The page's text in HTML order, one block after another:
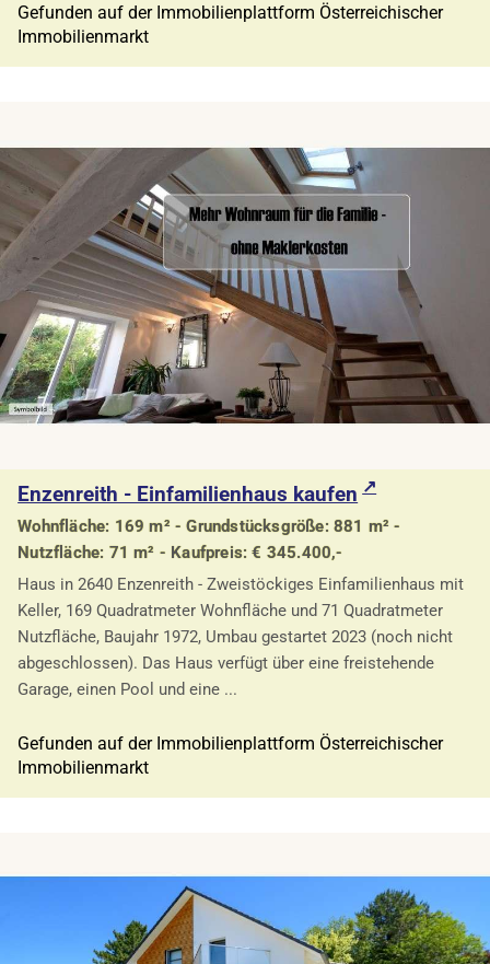
Gefunden auf der Immobilienplattform Österreichischer
Immobilienmarkt
Enzenreith - Einfamilienhaus kaufen
Wohnfläche: 169 m² - Grundstücksgröße: 881 m² -
Nutzfläche: 71 m² - Kaufpreis: € 345.400,-
Haus in 2640 Enzenreith - Zweistöckiges Einfamilienhaus mit
Keller, 169 Quadratmeter Wohnfläche und 71 Quadratmeter
Nutzfläche, Baujahr 1972, Umbau gestartet 2023 (noch nicht
abgeschlossen). Das Haus verfügt über eine freistehende
Garage, einen Pool und eine ...
Gefunden auf der Immobilienplattform Österreichischer
Immobilienmarkt